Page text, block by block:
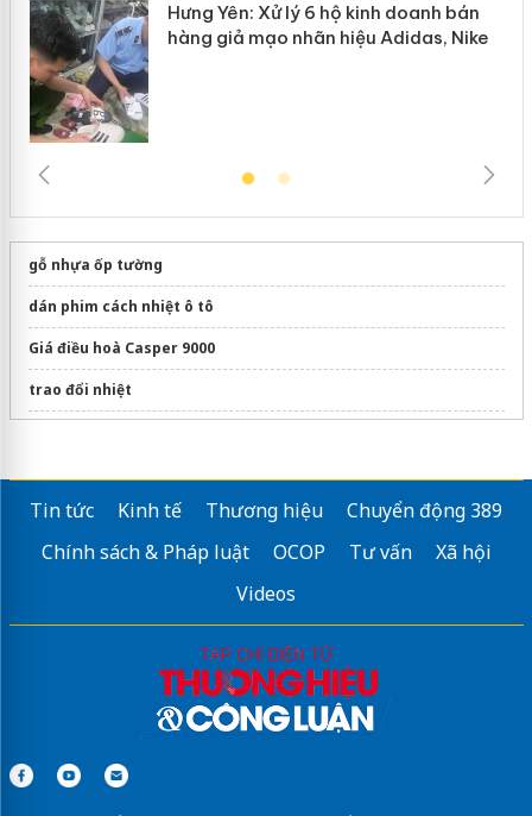
Hưng Yên: Xử lý 6 hộ kinh doanh bán
hàng giả mạo nhãn hiệu Adidas, Nike
gỗ nhựa ốp tường
dán phim cách nhiệt ô tô
Giá điều hoà Casper 9000
trao đổi nhiệt
Bơm màng
Dịch vụsửa chữa tủ lạnhApp Ong Thợ
Tin tức Kinh tế Thương hiệu
Chuyển động 389
Chính sách & Pháp luật
OCOP Tư vấn
Xã hội
Videos